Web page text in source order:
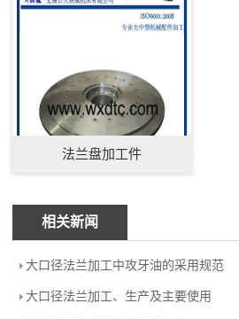
法兰盘加工件
相关新闻
大口径法兰加工中攻牙油的采用规范
大口径法兰加工、生产及主要使用